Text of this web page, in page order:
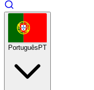
Português PT